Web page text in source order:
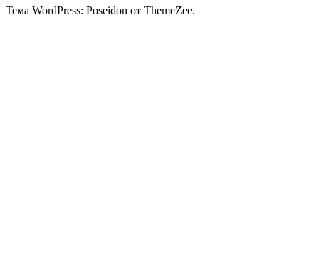
Тема WordPress: Poseidon от ThemeZee.